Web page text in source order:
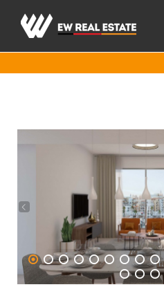
2 3 4 5 6 7 8 9
18 19 20